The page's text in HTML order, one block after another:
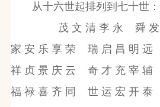
从十六世起排列到七十世：
茂 文 清 李 永 舜 发
家 安 乐 享 荣 瑞 启 昌 明 远
祥 贞 景 庆 云 奇 才 充 宰 辅
福 禄 喜 齐 同 世 运 宏 开 泰